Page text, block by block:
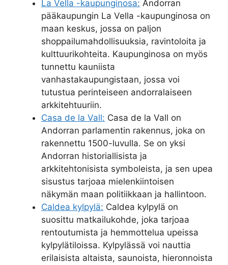
La Vella -kaupunginosa: Andorran
pääkaupungin La Vella -kaupunginosa on
maan keskus, jossa on paljon
shoppailumahdollisuuksia, ravintoloita ja
kulttuurikohteita. Kaupunginosa on myös
tunnettu kauniista
vanhastakaupungistaan, jossa voi
tutustua perinteiseen andorralaiseen
arkkitehtuuriin.
Casa de la Vall: Casa de la Vall on
Andorran parlamentin rakennus, joka on
rakennettu 1500-luvulla. Se on yksi
Andorran historiallisista ja
arkkitehtonisista symboleista, ja sen upea
sisustus tarjoaa mielenkiintoisen
näkymän maan politiikkaan ja hallintoon.
Caldea kylpylä: Caldea kylpylä on
suosittu matkailukohde, joka tarjoaa
rentoutumista ja hemmottelua upeissa
kylpylätiloissa. Kylpylässä voi nauttia
erilaisista altaista, saunoista, hieronnoista